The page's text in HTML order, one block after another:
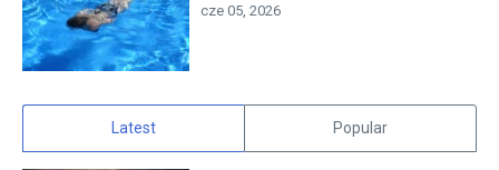
cze 05, 2026
Latest Popular